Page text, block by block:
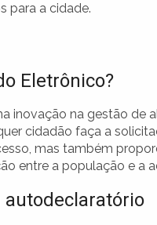
para a cidade.
Eletrônico?
inovação na gestão de
cidadão faça a
mas também
entre a população e a
autodeclaratório